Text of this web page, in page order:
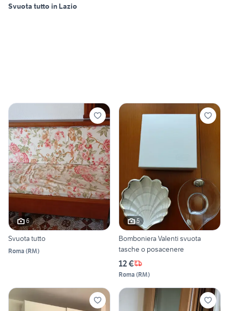
Svuota tutto in Lazio
6
Svuota tutto
Roma (RM)
5
Bomboniera Valenti svuota
tasche o posacenere
12 €
Roma (RM)